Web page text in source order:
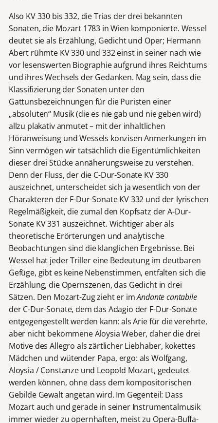
Also KV 330 bis 332, die Trias der drei bekannten
Sonaten, die Mozart 1783 in Wien komponierte. Wessel
deutet sie als Erzählung, Gedicht und Oper; Hermann
Abert rühmte KV 330 und 332 einst in seiner nach wie
vor lesenswerten Biographie aufgrund ihres Reichtums
und ihres Wechsels der Gedanken. Mag sein, dass die
Klassifizierung der Sonaten unter den
Gattunsbezeichnungen für die Puristen einer
„absoluten“ Musik (die es nie gab und nie geben wird)
allzu plakativ anmutet – mit der inhaltlichen
Höranweisung und Wessels konzisen Anmerkungen im
Sinn vermögen wir tatsächlich die Eigentümlichkeiten
dieser drei Stücke annäherungsweise zu verstehen.
Denn der Fluss, der die C-Dur-Sonate KV 330
auszeichnet, unterscheidet sich ja wesentlich von der
Charakteren der F-Dur-Sonate KV 332 und der lyrischen
Regelmäßigkeit, die zumal den Kopfsatz der A-Dur-
Sonate KV 331 auszeichnet. Wichtiger aber als
theoretische Erörterungen und analytische
Beobachtungen sind die klanglichen Ergebnisse. Bei
Wessel hat jeder Triller eine Bedeutung im deutbaren
Gefüge, gibt es keine Nebenstimmen, entfalten sich die
Erzählung, die Opernszenen, das Gedicht in drei
Sätzen. Den Mozart-Zug zieht er imAndante cantabile
der C-Dur-Sonate, dem das Adagio der F-Dur-Sonate
entgegengestellt werden kann: als Arie für die verehrte,
aber nicht bekommene Aloysia Weber, daher die drei
Motive des Allegro als zärtlicher Liebhaber, kokettes
Mädchen und wütender Papa, ergo: als Wolfgang,
Aloysia / Constanze und Leopold Mozart, gedeutet
werden können, ohne dass dem kompositorischen
Gebilde Gewalt angetan wird. Im Gegenteil: Dass
Mozart auch und gerade in seiner Instrumentalmusik
immer wieder zu opernhaften, meist zu Opera-Buffa-